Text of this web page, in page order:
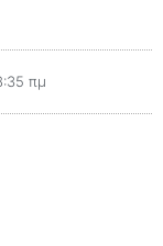
πμ